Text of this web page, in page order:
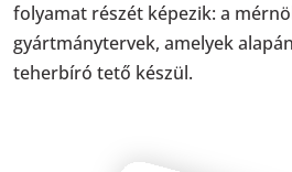
folyamat részét képezik: a
gyártmánytervek, amelyek
teherbíró tető készül.